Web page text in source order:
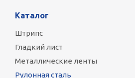
Каталог
Штрипс
Гладкий лист
Металлические ленты
Рулонная сталь